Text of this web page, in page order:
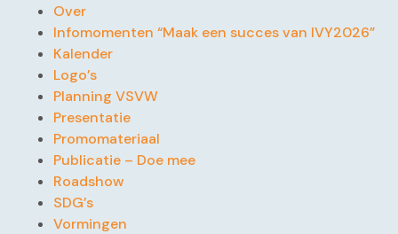
Over
Infomomenten “Maak een succes van IVY2026”
Kalender
Logo’s
Planning VSVW
Presentatie
Promomateriaal
Publicatie – Doe mee
Roadshow
SDG’s
Vormingen